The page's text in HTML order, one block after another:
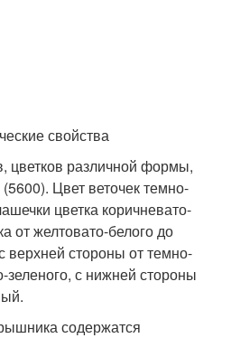
свойства
цветков различной формы,
Цвет веточек темно-
цветка коричневато-
от желтовато-белого до
верхней стороны от темно-
зеленого, с нижней стороны
содержатся